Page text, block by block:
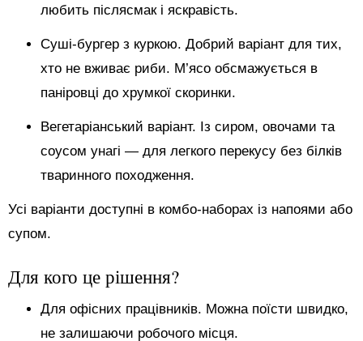
любить післясмак і яскравість.
Суші-бургер з куркою. Добрий варіант для тих,
хто не вживає риби. М’ясо обсмажується в
паніровці до хрумкої скоринки.
Вегетаріанський варіант. Із сиром, овочами та
соусом унагі — для легкого перекусу без білків
тваринного походження.
Усі варіанти доступні в комбо-наборах із напоями або
супом.
Для кого це рішення?
Для офісних працівників. Можна поїсти швидко,
не залишаючи робочого місця.